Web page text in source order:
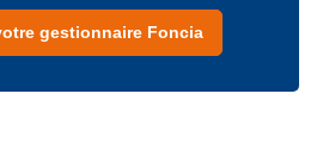
gestionnaire Foncia